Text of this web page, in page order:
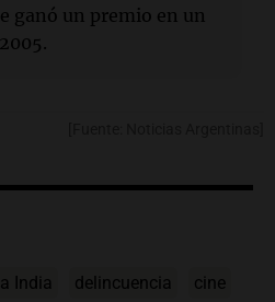
ganó un premio en un
India delincuencia cine